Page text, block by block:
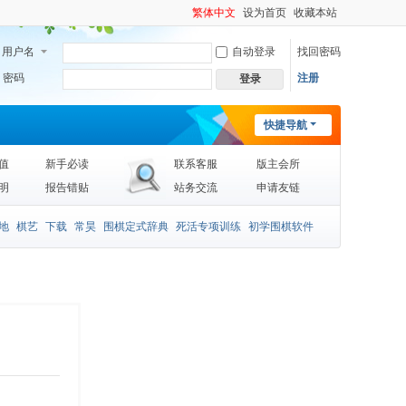
繁体中文 设为首页 收藏本站
用户名 自动登录 找回密码
密码 登录 注册
快捷导航
新手必读
报告错贴
联系客服
版主会所
站务交流
申请友链
棋艺 下载 常昊 围棋定式辞典 死活专项训练 初学围棋软件